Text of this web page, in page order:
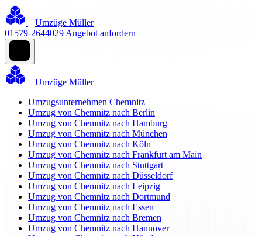
Umzüge Müller
01579-2644029 Angebot anfordern
Umzüge Müller
Umzugsunternehmen Chemnitz
Umzug von Chemnitz nach Berlin
Umzug von Chemnitz nach Hamburg
Umzug von Chemnitz nach München
Umzug von Chemnitz nach Köln
Umzug von Chemnitz nach Frankfurt am Main
Umzug von Chemnitz nach Stuttgart
Umzug von Chemnitz nach Düsseldorf
Umzug von Chemnitz nach Leipzig
Umzug von Chemnitz nach Dortmund
Umzug von Chemnitz nach Essen
Umzug von Chemnitz nach Bremen
Umzug von Chemnitz nach Hannover